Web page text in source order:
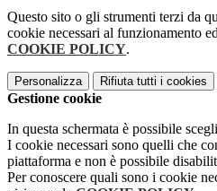
Questo sito o gli strumenti terzi da
cookie necessari al funzionamento
COOKIE POLICY.
Personalizza Rifiuta tutti i cookies
Gestione cookie
In questa schermata è possibile
I cookie necessari sono quelli che
piattaforma e non è possibile
Per conoscere quali sono i cookie